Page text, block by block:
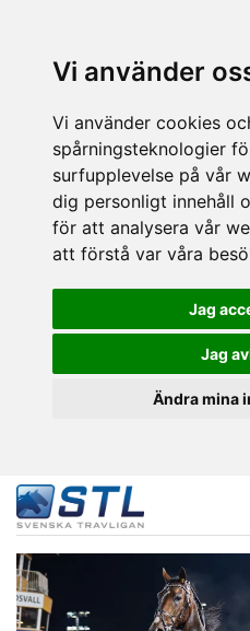
Vi använder
Vi använder cookies
spårningsteknologier
surfupplevelse på vår
dig personligt innehåll
för att analysera vår
att förstå var våra
Jag
Jag
Ändra mina